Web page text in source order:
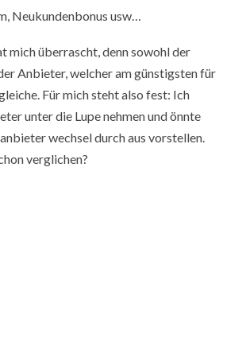
Neukundenbonus usw…
mich überrascht, denn sowohl der
Anbieter, welcher am günstigsten für
Für mich steht also fest: Ich
unter die Lupe nehmen und önnte
wechsel durch aus vorstellen.
verglichen?